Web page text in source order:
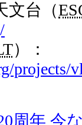
文台（
）：
projects/
周年 今